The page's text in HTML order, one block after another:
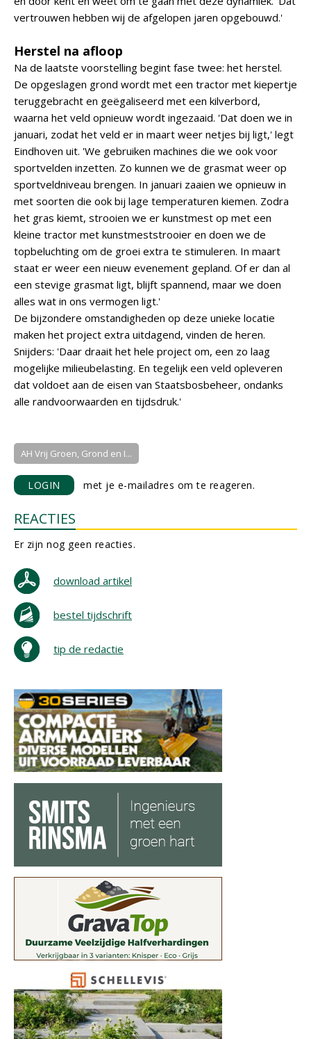
vertrouwen hebben wij de afgelopen jaren opgebouwd.'
Herstel na afloop
Na de laatste voorstelling begint fase twee: het herstel.
De opgeslagen grond wordt met een tractor met kiepertje
teruggebracht en geëgaliseerd met een kilverbord,
waarna het veld opnieuw wordt ingezaaid. 'Dat doen we in
januari, zodat het veld er in maart weer netjes bij ligt,' legt
Eindhoven uit. 'We gebruiken machines die we ook voor
sportvelden inzetten. Zo kunnen we de grasmat weer op
sportveldniveau brengen. In januari zaaien we opnieuw in
met soorten die ook bij lage temperaturen kiemen. Zodra
het gras kiemt, strooien we er kunstmest op met een
kleine tractor met kunstmeststrooier en doen we de
topbeluchting om de groei extra te stimuleren. In maart
staat er weer een nieuw evenement gepland. Of er dan al
een stevige grasmat ligt, blijft spannend, maar we doen
alles wat in ons vermogen ligt.'
De bijzondere omstandigheden op deze unieke locatie
maken het project extra uitdagend, vinden de heren.
Snijders: 'Daar draait het hele project om, een zo laag
mogelijke milieubelasting. En tegelijk een veld opleveren
dat voldoet aan de eisen van Staatsbosbeheer, ondanks
alle randvoorwaarden en tijdsdruk.'
AH Vrij Groen, Grond en I...
LOGIN met je e-mailadres om te reageren.
REACTIES
Er zijn nog geen reacties.
download artikel
bestel tijdschrift
tip de redactie